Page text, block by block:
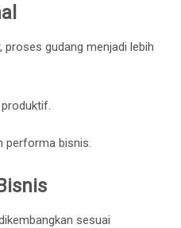
gudang menjadi lebih
performa bisnis.
sesuai